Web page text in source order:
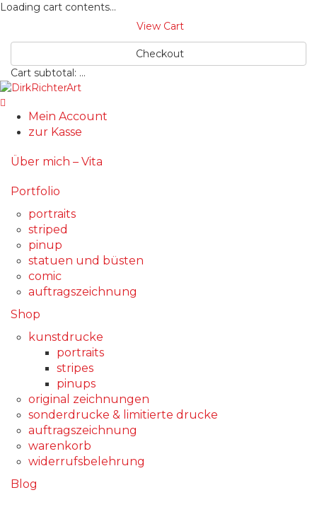
Loading cart contents...
View Cart
Checkout
Cart subtotal: …
Mein Account
zur Kasse
Über mich – Vita
Portfolio
portraits
striped
pinup
statuen und büsten
comic
auftragszeichnung
Shop
kunstdrucke
portraits
stripes
pinups
original zeichnungen
sonderdrucke & limitierte drucke
auftragszeichnung
warenkorb
widerrufsbelehrung
Blog